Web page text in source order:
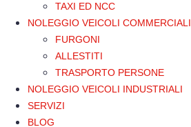
TAXI ED NCC
NOLEGGIO VEICOLI COMMERCIALI
FURGONI
ALLESTITI
TRASPORTO PERSONE
NOLEGGIO VEICOLI INDUSTRIALI
SERVIZI
BLOG